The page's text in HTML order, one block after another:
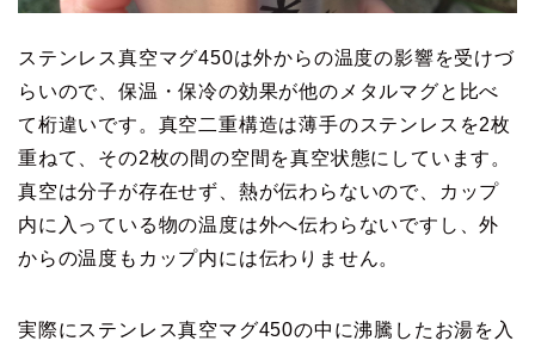
ステンレス真空マグ450は外からの温度の影響を受けづ
らいので、保温・保冷の効果が他のメタルマグと比べ
て桁違いです。真空二重構造は薄手のステンレスを2枚
重ねて、その2枚の間の空間を真空状態にしています。
真空は分子が存在せず、熱が伝わらないので、カップ
内に入っている物の温度は外へ伝わらないですし、外
からの温度もカップ内には伝わりません。
実際にステンレス真空マグ450の中に沸騰したお湯を入